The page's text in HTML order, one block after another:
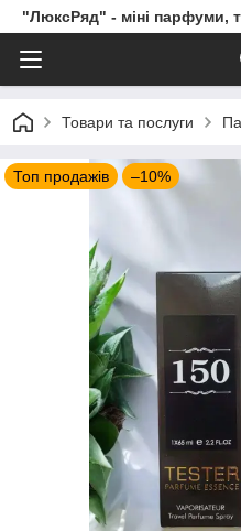
"ЛюксРяд" - міні парфуми,
Товари та послуги
Топ продажів –10%